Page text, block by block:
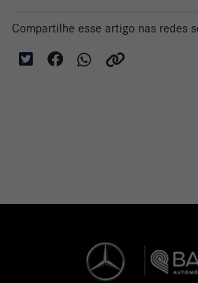
Compartilhe esse artigo nas redes